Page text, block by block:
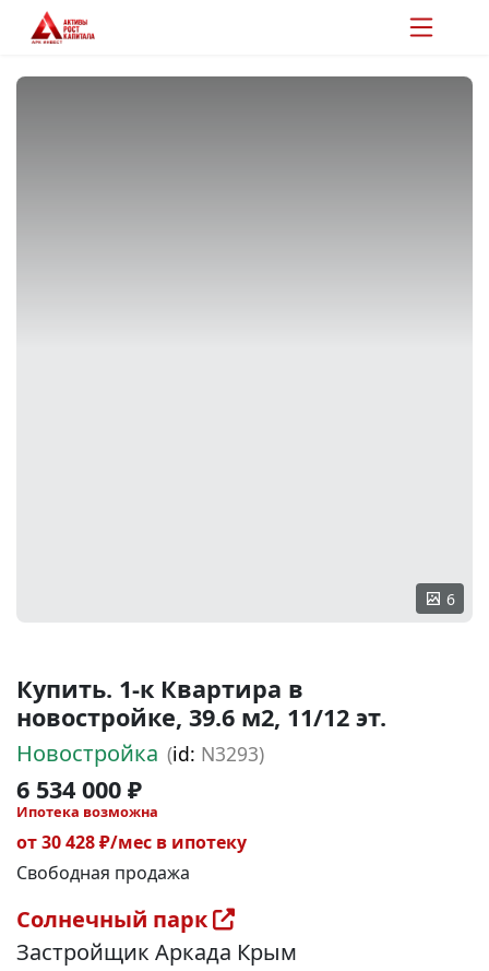
6
Купить. 1-к Квартира в
новостройке, 39.6 м2, 11/12 эт.
Новостройка (id: N3293)
6 534 000 ₽
Ипотека возможна
от 30 428 ₽/мес в ипотеку
Свободная продажа
Солнечный парк
Застройщик Аркада Крым